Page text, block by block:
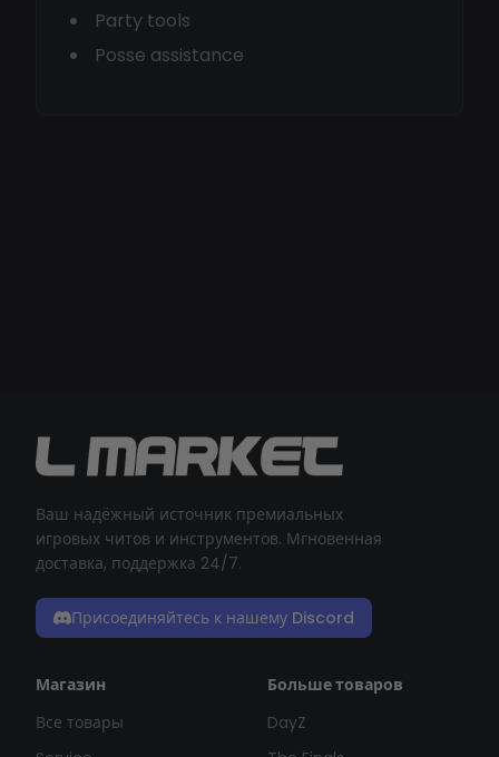
Party tools
Posse assistance
Ваш надёжный источник премиальных
игровых читов и инструментов. Мгновенная
доставка, поддержка 24/7.
Присоединяйтесь к нашему Discord
Магазин
Все товары
Больше товаров
DayZ